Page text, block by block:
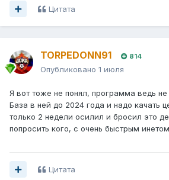
Цитата
TORPEDONN91 814
Опубликовано 1 июля
Я вот тоже не понял, программа ведь не
База в ней до 2024 года и надо качать
только 2 недели осилил и бросил это
попросить кого, с очень быстрым
Цитата